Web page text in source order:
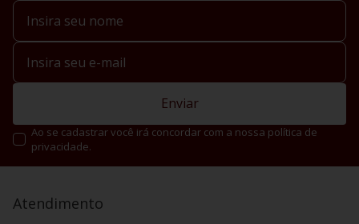
Enviar
Ao se cadastrar você irá concordar com a nossa política de
privacidade.
Atendimento